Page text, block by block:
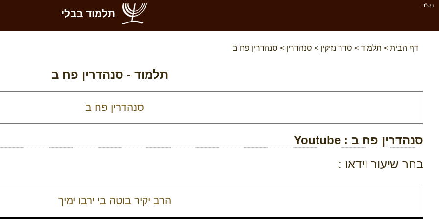
בס''ד
תלמוד בבלי
דף הבית > תלמוד > סדר נזיקין > סנהדרין > סנהדרין פח ב
תלמוד - סנהדרין פח ב
סנהדרין פח ב : Youtube
בחר שיעור וידאו :